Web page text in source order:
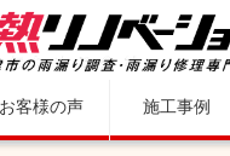
お客様の声 施工事例